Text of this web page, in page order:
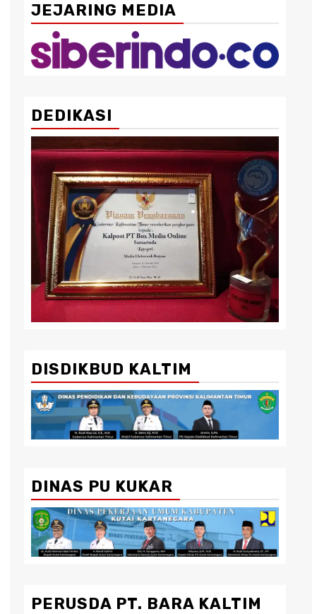
JEJARING MEDIA
DEDIKASI
DISDIKBUD KALTIM
DINAS PU KUKAR
PERUSDA PT. BARA KALTIM